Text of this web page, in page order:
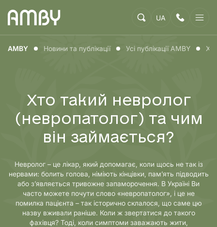
UA
AMBY Новини та публікації Усі публікації AMBY
Хто такий невролог
(невропатолог) та чим
він займається?
Невролог – це лікар, який допомагає, коли щось не так із
нервами: болить голова, німіють кінцівки, пам’ять підводить
або з’являється тривожне запаморочення. В Україні Ви
часто можете почути слово «невропатолог», і це не
помилка пацієнта – так історично склалося, що саме цю
назву вживали раніше. Коли ж звертатися до такого
фахівця? Тоді, коли симптоми заважають жити,